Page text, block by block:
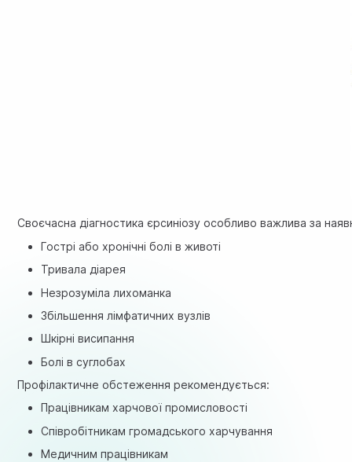
Своєчасна діагностика єрсиніозу особливо важлива за
Гострі або хронічні болі в животі
Тривала діарея
Незрозуміла лихоманка
Збільшення лімфатичних вузлів
Шкірні висипання
Болі в суглобах
Профілактичне обстеження рекомендується:
Працівникам харчової промисловості
Співробітникам громадського харчування
Медичним працівникам